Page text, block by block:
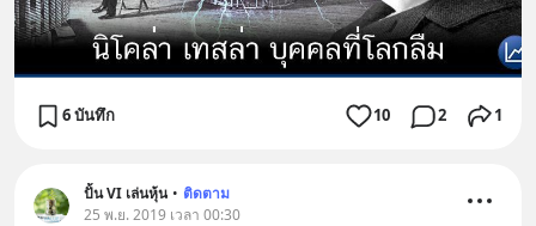
6 บันทึก 10 2 1
ปั้น VI เล่นหุ้น • ติดตาม
25 พ.ย. 2019 เวลา 00:30